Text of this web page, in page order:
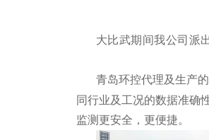
大比武期间我公司派
青岛环控代理及生产的
同行业及工况的数据准确
监测更安全，更便捷。